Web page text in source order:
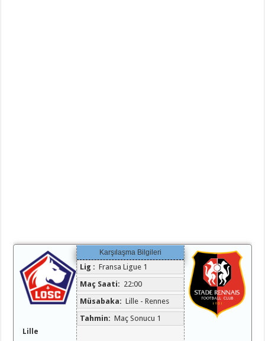
Lille
Karşılaşma Bilgileri
Lig : Fransa Ligue 1
Maç Saati: 22:00
Müsabaka: Lille - Rennes
Tahmin: Maç Sonucu 1